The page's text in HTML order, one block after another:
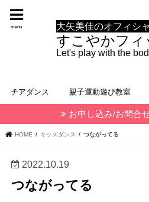
大矢美佳のオフィシ
すこやかフィ
Let's play with the
menu
チアダンス 親子運動遊び教室
お申し込み/お問合
HOME キッズダンス つながってる
2022.10.19
つながってる